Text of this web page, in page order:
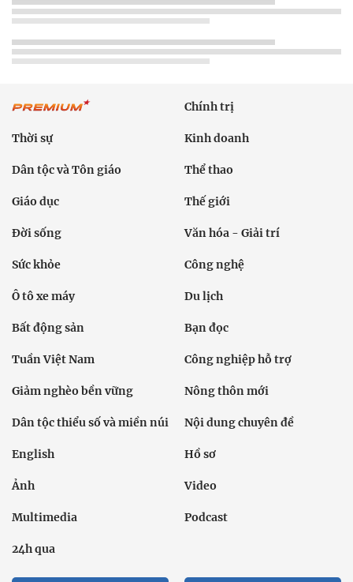
Chính trị
Thời sự Kinh doanh
Dân tộc và Tôn giáo Thể thao
Giáo dục Thế giới
Đời sống Văn hóa - Giải trí
Sức khỏe Công nghệ
Ô tô xe máy Du lịch
Bất động sản Bạn đọc
Tuần Việt Nam Công nghiệp hỗ trợ
Giảm nghèo bền vững Nông thôn mới
Dân tộc thiểu số và miền núi Nội dung chuyên đề
English Hồ sơ
Ảnh Video
Multimedia Podcast
24h qua